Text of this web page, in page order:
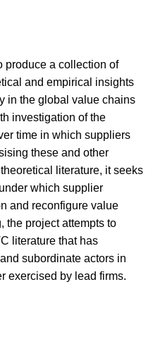
produce a collection of
and empirical insights
in the global value chains
investigation of the
time in which suppliers
these and other
literature, it seeks
which supplier
and reconfigure value
the project attempts to
literature that has
subordinate actors in
exercised by lead firms.